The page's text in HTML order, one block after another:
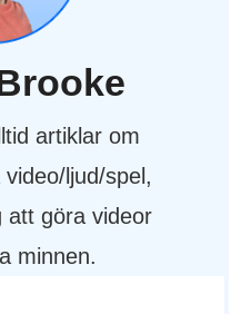
artiklar om
ljud/spel,
att göra videor
minnen.